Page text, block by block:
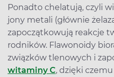
Ponadto chelatują, czyli
jony metali (głównie
zapoczątkowują reakcje
rodników. Flawonoidy
związków tlenowych i
witaminy C, dzięki